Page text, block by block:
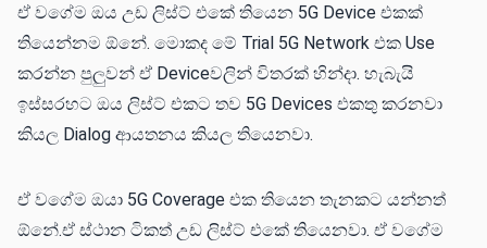
ඒ වගේම ඔය උඩ ලිස්ට් එකේ තියෙන 5G Device එකක්
තියෙන්නම ඕනේ. මොකද මේ Trial 5G Network එක Use
කරන්න පුලුවන් ඒ Deviceවලින් විතරක් හින්දා. හැබැයි
ඉස්සරහට ඔය ලිස්ට් එකට තව 5G Devices එකතු කරනවා
කියල Dialog ආයතනය කියල තියෙනවා.
ඒ වගේම ඔයා 5G Coverage එක තියෙන තැනකට යන්නත්
ඕනේ.ඒ ස්ථාන ටිකත් උඩ ලිස්ට් එකේ තියෙනවා. ඒ වගේම